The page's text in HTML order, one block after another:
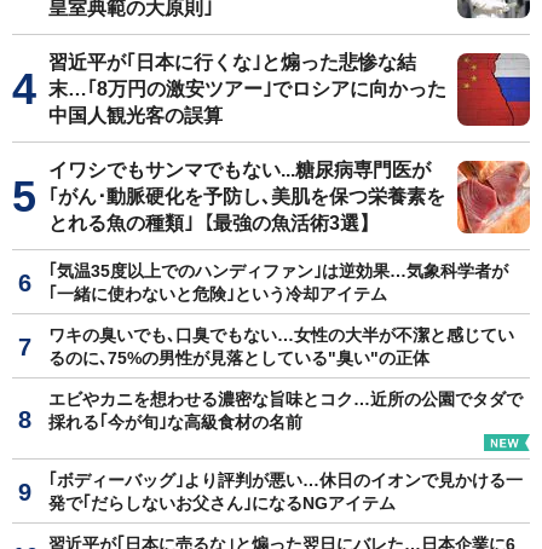
皇室典範の大原則｣
習近平が｢日本に行くな｣と煽った悲惨な結
末…｢8万円の激安ツアー｣でロシアに向かった
中国人観光客の誤算
イワシでもサンマでもない...糖尿病専門医が
｢がん･動脈硬化を予防し､美肌を保つ栄養素を
とれる魚の種類｣【最強の魚活術3選】
｢気温35度以上でのハンディファン｣は逆効果…気象科学者が
｢一緒に使わないと危険｣という冷却アイテム
ワキの臭いでも､口臭でもない…女性の大半が不潔と感じてい
るのに､75%の男性が見落としている"臭い"の正体
エビやカニを想わせる濃密な旨味とコク…近所の公園でタダで
採れる｢今が旬｣な高級食材の名前
｢ボディーバッグ｣より評判が悪い…休日のイオンで見かける一
発で｢だらしないお父さん｣になるNGアイテム
習近平が｢日本に売るな｣と煽った翌日にバレた…日本企業に6